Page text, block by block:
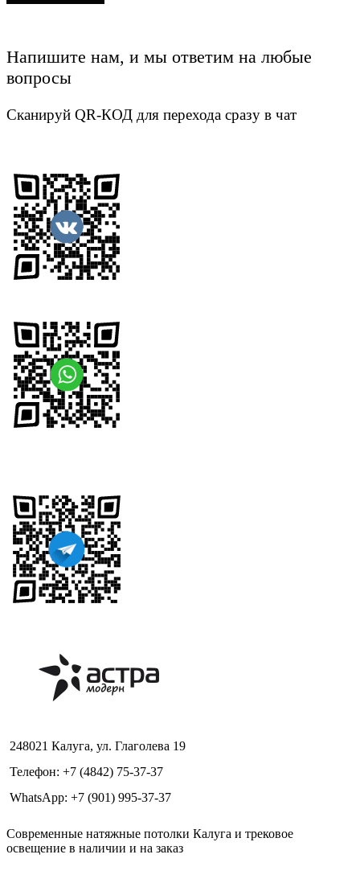
Напишите нам, и мы ответим на любые
вопросы
Сканируй QR-КОД для перехода сразу в чат
248021 Калуга, ул. Глаголева 19
Телефон: +7 (4842) 75-37-37
WhatsApp: +7 (901) 995-37-37
Современные натяжные потолки Калуга и трековое
освещение в наличии и на заказ